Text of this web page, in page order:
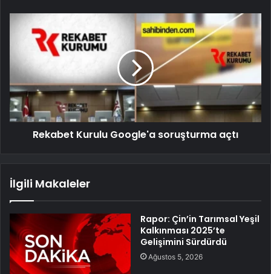
Rekabet Kurulu Google'a soruşturma açtı
İlgili Makaleler
Rapor: Çin’in Tarımsal Yeşil
Kalkınması 2025’te
Gelişimini Sürdürdü
Ağustos 5, 2026